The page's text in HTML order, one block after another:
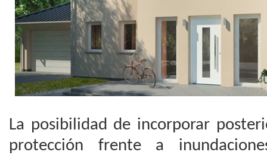
La posibilidad de incorporar
protección frente a